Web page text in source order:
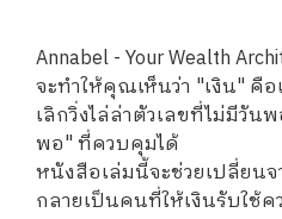
Annabel - Your Wealth
จะทำให้คุณเห็นว่า "เงิน" คือ
เลิกวิ่งไล่ล่าตัวเลขที่ไม่มีวัน
พอ" ที่ควบคุมได้
หนังสือเล่มนี้จะช่วยเปลี่ยน
กลายเป็นคนที่ให้เงินรับใช้